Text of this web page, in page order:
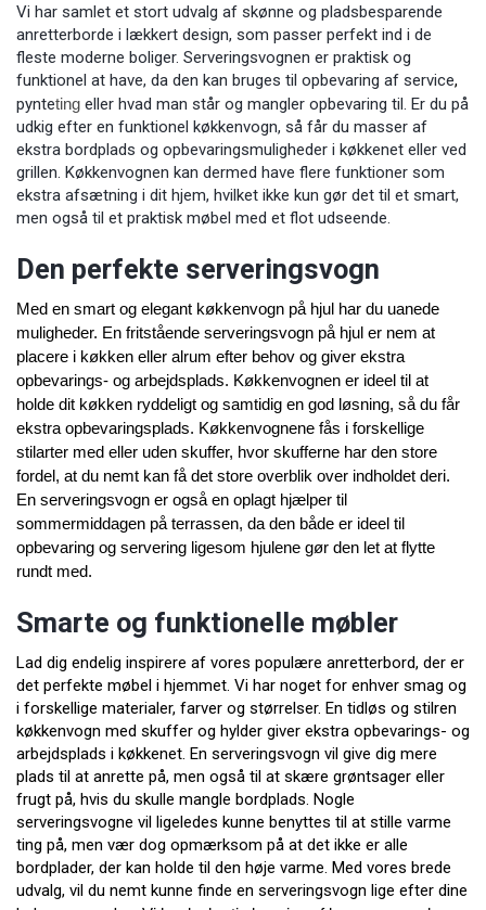
Vi har samlet et stort udvalg af skønne og pladsbesparende
anretterborde i lækkert design, som passer perfekt ind i de
fleste moderne boliger. Serveringsvognen er praktisk og
funktionel at have, da den kan bruges til opbevaring af service,
pynteting eller hvad man står og mangler opbevaring til. Er du på
udkig efter en funktionel køkkenvogn, så får du masser af
ekstra bordplads og opbevaringsmuligheder i køkkenet eller ved
grillen. Køkkenvognen kan dermed have flere funktioner som
ekstra afsætning i dit hjem, hvilket ikke kun gør det til et smart,
men også til et praktisk møbel med et flot udseende.
Den perfekte serveringsvogn
Med en smart og elegant køkkenvogn på hjul har du uanede
muligheder. En fritstående serveringsvogn på hjul er nem at
placere i køkken eller alrum efter behov og giver ekstra
opbevarings- og arbejdsplads. Køkkenvognen er ideel til at
holde dit køkken ryddeligt og samtidig en god løsning, så du får
ekstra opbevaringsplads. Køkkenvognene fås i forskellige
stilarter med eller uden skuffer, hvor skufferne har den store
fordel, at du nemt kan få det store overblik over indholdet deri.
En serveringsvogn er også en oplagt hjælper til
sommermiddagen på terrassen, da den både er ideel til
opbevaring og servering ligesom hjulene gør den let at flytte
rundt med.
Smarte og funktionelle møbler
Lad dig endelig inspirere af vores populære anretterbord, der er
det perfekte møbel i hjemmet. Vi har noget for enhver smag og
i forskellige materialer, farver og størrelser. En tidløs og stilren
køkkenvogn med skuffer og hylder giver ekstra opbevarings- og
arbejdsplads i køkkenet. En serveringsvogn vil give dig mere
plads til at anrette på, men også til at skære grøntsager eller
frugt på, hvis du skulle mangle bordplads. Nogle
serveringsvogne vil ligeledes kunne benyttes til at stille varme
ting på, men vær dog opmærksom på at det ikke er alle
bordplader, der kan holde til den høje varme. Med vores brede
udvalg, vil du nemt kunne finde en serveringsvogn lige efter dine